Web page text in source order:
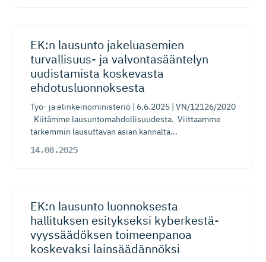
EK:n lausunto jakeluasemien
turvallisuus- ja valvontasääntelyn
uudistamista koskevasta
ehdotusluon­noksesta​
Työ- ja elinkeinoministeriö | 6.6.2025 | VN/12126/2020
Kiitämme lausuntomahdollisuudesta. Viittaamme
tarkemmin lausuttavan asian kannalta...
14.08.2025
EK:n lausunto luonnoksesta​
hallituksen esitykseksi kyberkestä­
vyys­sää­döksen toimeenpanoa
koskevaksi lainsäädännöksi